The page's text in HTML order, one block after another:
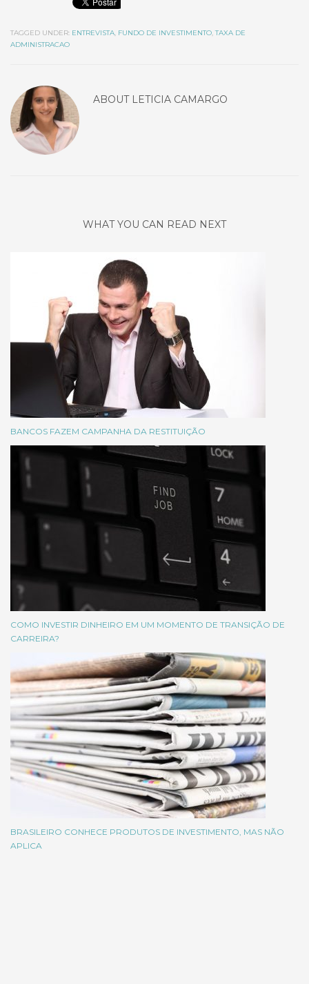
TAGGED UNDER: ENTREVISTA, FUNDO DE INVESTIMENTO,TAXA DE
ADMINISTRACAO
ABOUT LETICIA CAMARGO
WHAT YOU CAN READ NEXT
BANCOS FAZEM CAMPANHA DA RESTITUIÇÃO
COMO INVESTIR DINHEIRO EM UM MOMENTO DE TRANSIÇÃO DE
CARREIRA?
BRASILEIRO CONHECE PRODUTOS DE INVESTIMENTO, MAS NÃO
APLICA